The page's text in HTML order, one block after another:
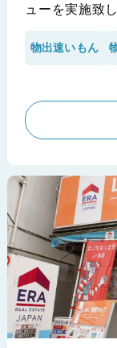
ューを実施致
理由に断念さ
出速いもん」
を余すことな
※株式会社三好不
物出速いもん